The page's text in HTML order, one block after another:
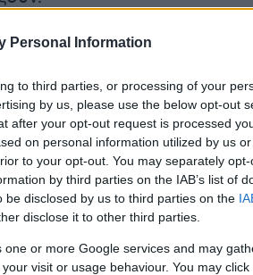
Personal Information
to third parties, or processing of your
by us, please use the below opt-out
after your opt-out request is processed
on personal information utilized by us
to your opt-out. You may separately
by third parties on the IAB’s list of
disclosed by us to third parties on the
disclose it to other third parties.
or more Google services and may
visit or usage behaviour. You may
συνελήφθησαν
εξύβριση κατ΄
και παράβαση του
γονείς τους για